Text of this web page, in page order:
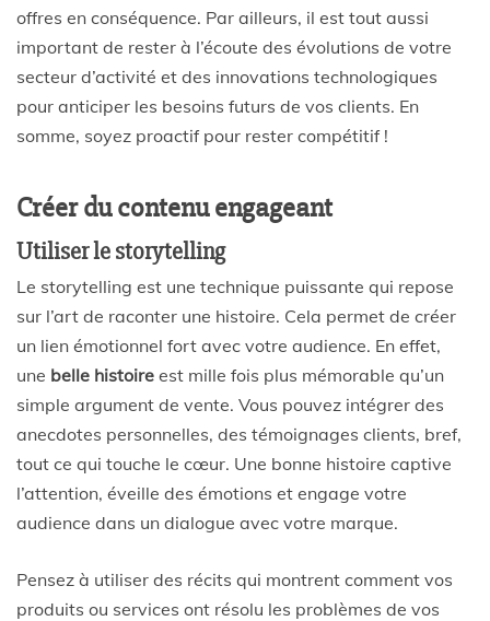
offres en conséquence. Par ailleurs, il est tout aussi
important de rester à l’écoute des évolutions de votre
secteur d’activité et des innovations technologiques
pour anticiper les besoins futurs de vos clients. En
somme, soyez proactif pour rester compétitif !
Créer du contenu engageant
Utiliser le storytelling
Le storytelling est une technique puissante qui repose
sur l’art de raconter une histoire. Cela permet de créer
un lien émotionnel fort avec votre audience. En effet,
une belle histoire est mille fois plus mémorable qu’un
simple argument de vente. Vous pouvez intégrer des
anecdotes personnelles, des témoignages clients, bref,
tout ce qui touche le cœur. Une bonne histoire captive
l’attention, éveille des émotions et engage votre
audience dans un dialogue avec votre marque.
Pensez à utiliser des récits qui montrent comment vos
produits ou services ont résolu les problèmes de vos